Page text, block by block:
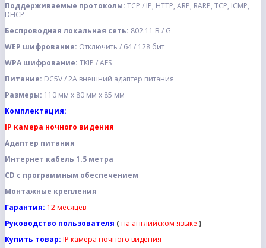
Поддерживаемые протоколы: TCP / IP, HTTP, ARP, RARP, TCP, ICMP,
DHCP
Беспроводная локальная сеть: 802.11 B / G
WEP шифрование: Отключить / 64 / 128 бит
WPA шифрование: TKIP / AES
Питание: DC5V / 2А внешний адаптер питания
Размеры: 110 мм х 80 мм х 85 мм
Комплектация:
IP камера ночного видения
Адаптер питания
Интернет кабель 1.5 метра
CD с программным обеспечением
Монтажные крепления
Гарантия: 12 месяцев
Руководство пользователя (на английском языке )
Купить товар: IP камера ночного видения